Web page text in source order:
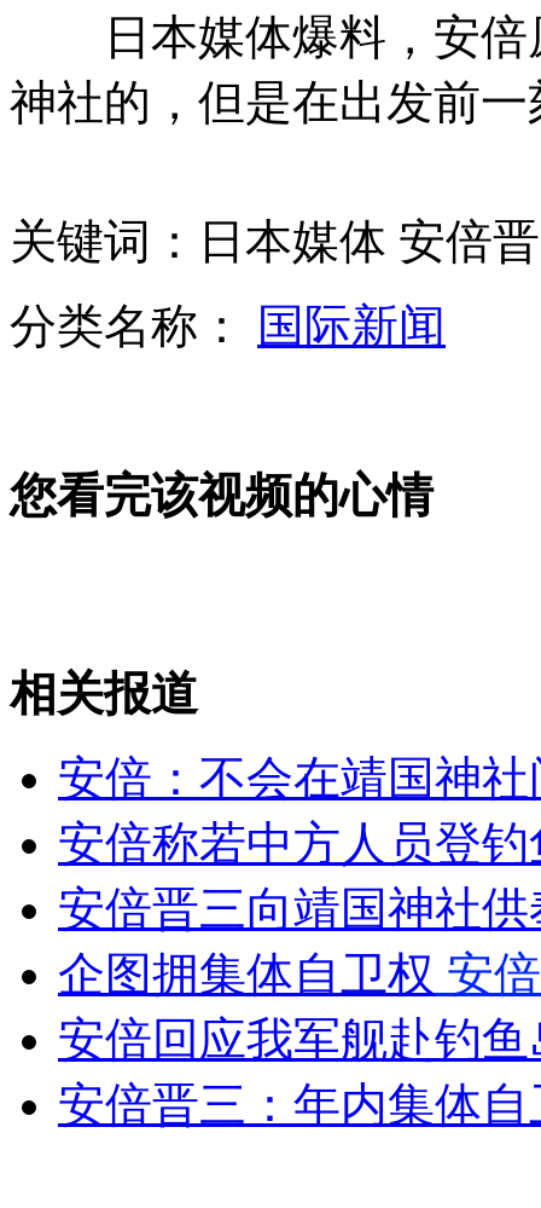
盗贼之手伸向抗震救灾义卖品
陈德铭被推举为海峡两岸关系协会会长
女子照顾植物人丈夫14年 医生曾称活不过半年
韩国小姐遭网友调侃“整容军团”
女孩北京地铁殴打老人 痛下狠手拳打脚踢
无痛分娩是否安全 医生回应
外交部：反对强权政治霸凌主义
外交部：有关国家言论片面不公正
日本媒体爆料，安倍
神社的，但是在出发前
关键词：日本媒体 安倍
分类名称：
国际新闻
您看完该视频的心情
相关报道
安倍：不会在靖国神
安倍称若中方人员登
安倍晋三向靖国神社
企图拥集体自卫权 安倍
安倍回应我军舰赴钓
安倍晋三：年内集体